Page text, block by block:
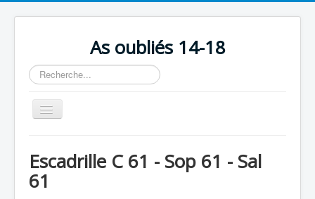
As oubliés 14-18
Rechercher
Basculer
la
Chronologie
Escadrilles
Escadrille C 61 - Sop 61 - Sal
61